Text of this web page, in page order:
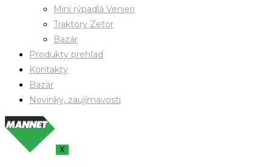
Mini rýpadlá Venieri
Traktory Zetor
Bazár
Produkty prehľad
Kontakty
Bazár
Novinky, zaujímavosti
X